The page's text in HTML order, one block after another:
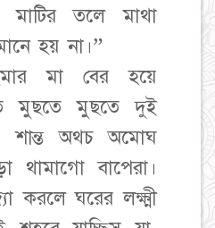
তলে মাথা
হয় না।”
মা বের হয়ে
মুছতে মুছতে দুই
শান্ত অথচ অমোঘ
থামাগো বাপেরা।
করলে ঘরের লক্ষ্মী